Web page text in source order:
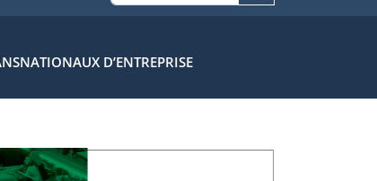
D’ENTREPRISE